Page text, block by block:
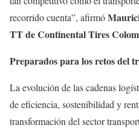
recorrido cuenta”, afirmó
TT de Continental Tires
Preparados para los retos del
La evolución de las cadenas
de eficiencia, sostenibilidad y
transformación del sector